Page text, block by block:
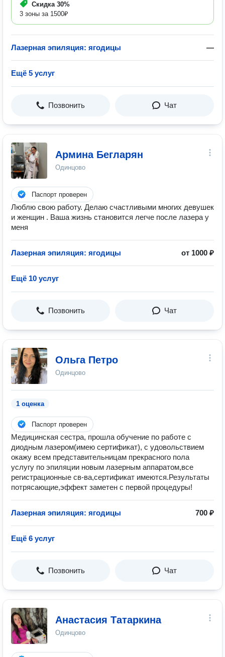
Скидка 30%
3 зоны за 1500₽
Лазерная эпиляция: ягодицы —
Ещё 5 услуг
Позвонить Чат
Армина Бегларян
Одинцово
Паспорт проверен
Люблю свою работу. Делаю счастливыми многих девушек
и женщин . Ваша жизнь становится легче после лазера у
меня
Лазерная эпиляция: ягодицы от 1000 ₽
Ещё 10 услуг
Позвонить Чат
Ольга Петро
Одинцово
1 оценка
Паспорт проверен
Медицинская сестра, прошла обучение по работе с
диодным лазером(имею сертификат), с удовольствием
окажу всем представительницам прекрасного пола
услугу по эпиляции новым лазерным аппаратом,все
регистрационные св-ва,сертификат имеются.Результаты
потрясающие,эффект заметен с первой процедуры!
Лазерная эпиляция: ягодицы 700 ₽
Ещё 6 услуг
Позвонить Чат
Анастасия Татаркина
Одинцово